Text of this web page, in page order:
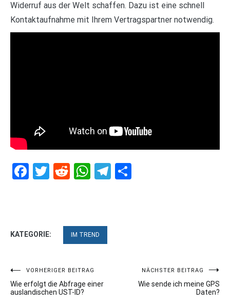
Widerruf aus der Welt schaffen. Dazu ist eine schnell
Kontaktaufnahme mit Ihrem Vertragspartner notwendig.
Facebook
Twitter
RedditWhatsApp
Telegram
KATEGORIE: IM TREND
Beitragsnavigation
VORHERIGER BEITRAG
Wie erfolgt die Abfrage einer
auslandischen UST-ID?
NÄCHSTER BEITRAG
Wie sende ich meine GPS
Daten?